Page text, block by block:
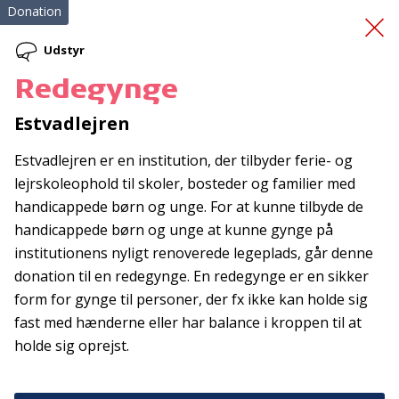
Redningsveste
Donation
Udstyr
Redegynge
Estvadlejren
Estvadlejren er en institution, der tilbyder ferie- og
lejrskoleophold til skoler, bosteder og familier med
handicappede børn og unge. For at kunne tilbyde de
handicappede børn og unge at kunne gynge på
institutionens nyligt renoverede legeplads, går denne
donation til en redegynge. En redegynge er en sikker
form for gynge til personer, der fx ikke kan holde sig
fast med hænderne eller har balance i kroppen til at
holde sig oprejst.
Tilmeld nyhedsbrev
De seneste nyheder om TrygFondens og TryghedsGruppens
aktiviteter direkte i din indbakke.